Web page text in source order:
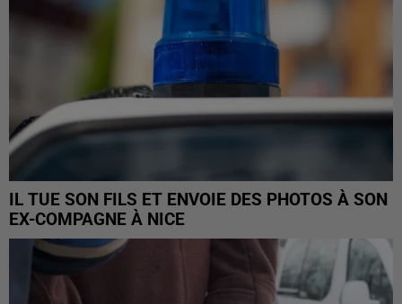
IL TUE SON FILS ET ENVOIE DES PHOTOS À SON
EX-COMPAGNE À NICE